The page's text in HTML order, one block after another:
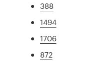
388
1494
1706
872